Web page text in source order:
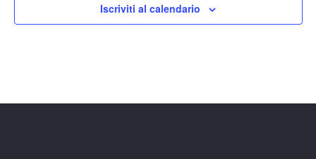
Iscriviti al calendario